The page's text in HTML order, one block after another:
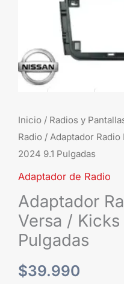
Inicio / Radios y
Radio / Adaptador
2024 9.1 Pulgadas
Adaptador de Radio
Adaptador
Versa /
Pulgadas
$39.990
Pulgadas